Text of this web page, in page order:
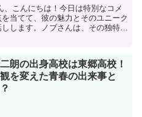
こんにちは！今日は特別なコメ
当てて、彼の魅力とそのユニーク
します。ノブさんは、その独特な
朗の出身高校は東郷高校！
を変えた青春の出来事と